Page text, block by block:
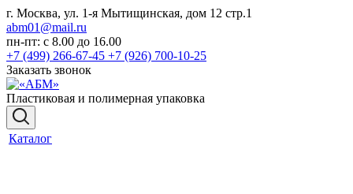
г. Москва, ул. 1-я Мытищинская, дом 12 стр.1
abm01@mail.ru
пн-пт: с 8.00 до 16.00
+7 (499) 266-67-45 +7 (926) 700-10-25
Заказать звонок
Пластиковая и полимерная упаковка
Каталог